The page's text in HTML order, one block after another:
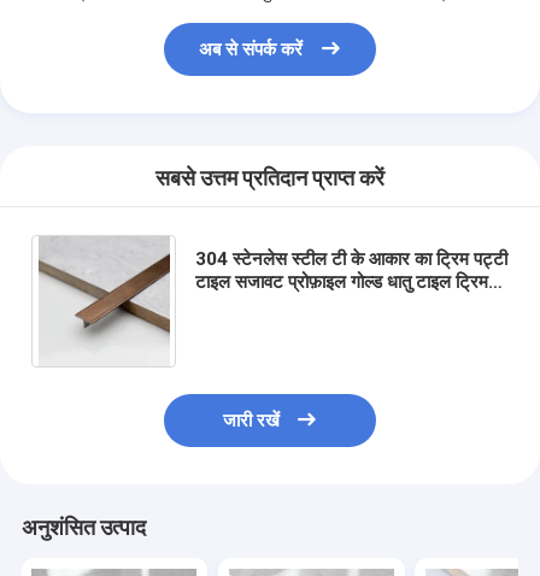
अब से संपर्क करें
सबसे उत्तम प्रतिदान प्राप्त करें
304 स्टेनलेस स्टील टी के आकार का ट्रिम पट्टी
टाइल सजावट प्रोफ़ाइल गोल्ड धातु टाइल ट्रिम
जारी रखें
अनुशंसित उत्पाद